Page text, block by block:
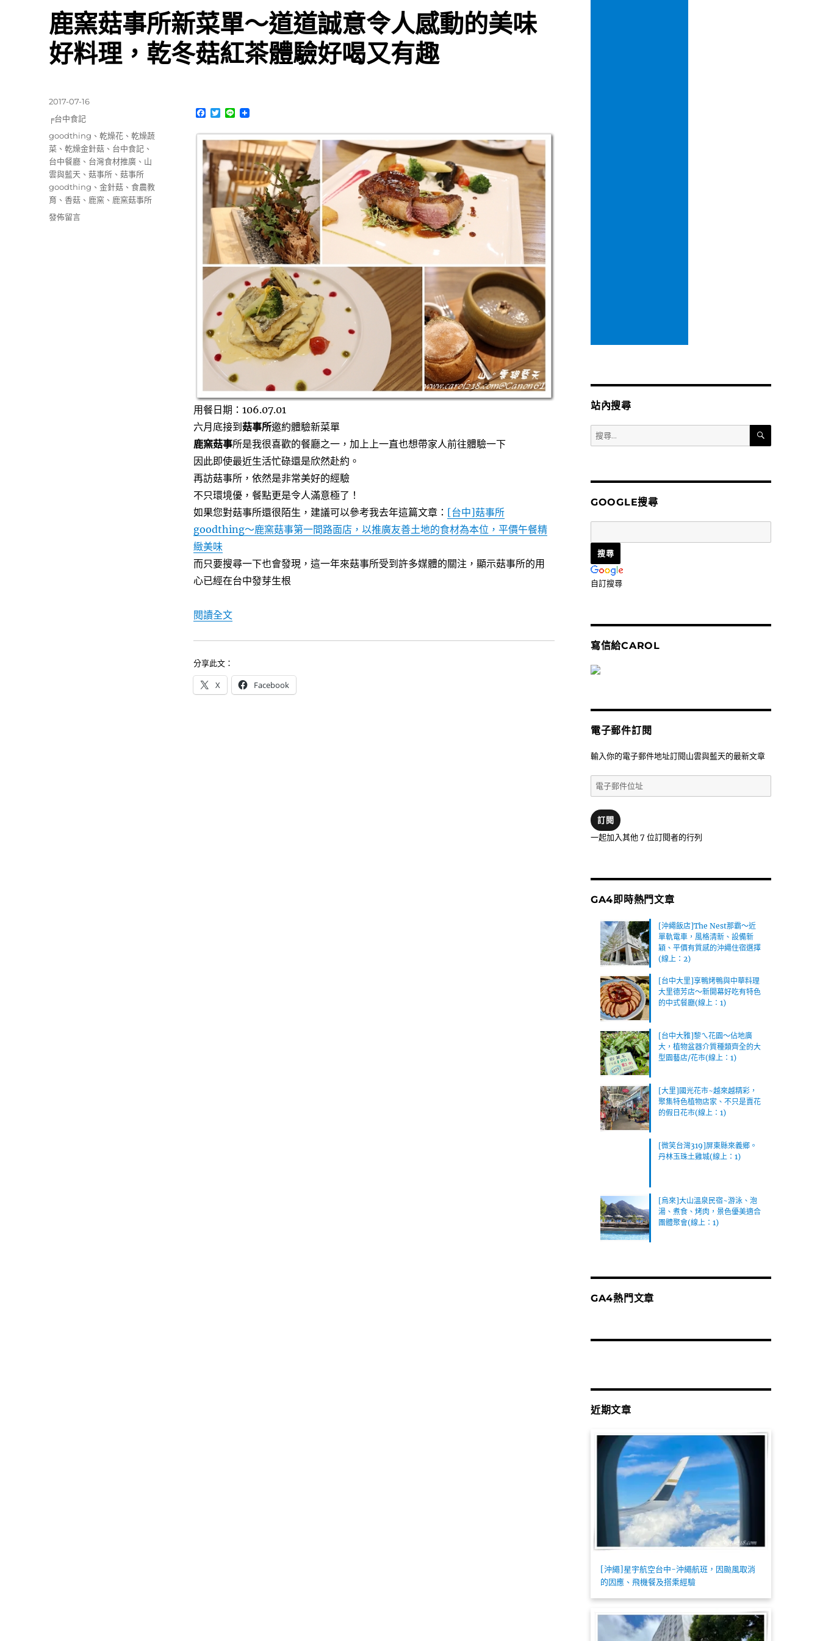
鹿窯菇事所新菜單～道道誠意令人感動的美味
好料理，乾冬菇紅茶體驗好喝又有趣
F
c
e
b
o
o
k
T
i
t
t
e
r
L
n
e
用餐日期：106.07.01
六月底接到 菇事所邀約體驗新菜單
鹿窯菇事所是我很喜歡的餐廳之一，加上上一直也想帶家人前往體驗一下
因此即使最近生活忙碌還是欣然赴約。
再訪菇事所，依然是非常美好的經驗
不只環境優，餐點更是令人滿意極了！
如果您對菇事所還很陌生，建議可以參考我去年這篇文章： [台中]菇事所
goodthing～鹿窯菇事第一間路面店，以推廣友善土地的食材為本位，平價午餐精
緻美味
而只要搜尋一下也會發現，這一年來菇事所受到許多媒體的關注，顯示菇事所的用
心已經在台中發芽生根
閱讀全文〈鹿窯菇事所新菜單～道道誠意令人感動的美味好料理，乾冬菇紅茶體驗好喝又有趣〉
分享此文：
X Facebook
發
佈
日
期:
2017-07-16
分
╒台中食記
標
籤
goodthing 、乾燥花 、乾燥蔬
菜 、乾燥金針菇 、 台中食記 、
台中餐廳 、 台灣食材推廣 、 山
雲與藍天 、菇事所 、菇事所
goodthing 、金針菇 、 食農教
育 、香菇 、 鹿窯 、 鹿窯菇事所
在
發佈留言
站內搜尋
搜
尋
字:
搜
GOOGLE搜尋
自訂搜尋
寫信給CAROL
電子郵件訂閱
輸入你的電子郵件地址訂閱山雲與藍天的最新文章
電
子
件
位
訂閱
一起加入其他 7 位訂閱者的行列
GA4即時熱門文章
[沖繩飯店]The Nest那霸～近
單軌電車，風格清新、設備新
穎、平價有質感的沖繩住宿選擇
(線上：2)
[台中大里]享鴨烤鴨與中華料理
大里德芳店～新開幕好吃有特色
的中式餐廳(線上：1)
[台中大雅]黎ㄟ花園～佔地廣
大，植物盆器介質種類齊全的大
型園藝店/花市(線上：1)
[大里]國光花市~越來越精彩，
聚集特色植物店家、不只是賣花
的假日花市(線上：1)
[微笑台灣319]屏東縣來義鄉。
丹林玉珠土雞城(線上：1)
[烏來]大山溫泉民宿~游泳、泡
湯、煮食、烤肉，景色優美適合
團體聚會(線上：1)
GA4熱門文章
近期文章
[沖繩]星宇航空台中-沖繩航班，因颱風取消
的因應、飛機餐及搭乘經驗